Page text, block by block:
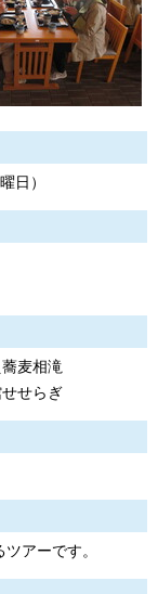
日）
麦相滝
せらぎ
アーです。